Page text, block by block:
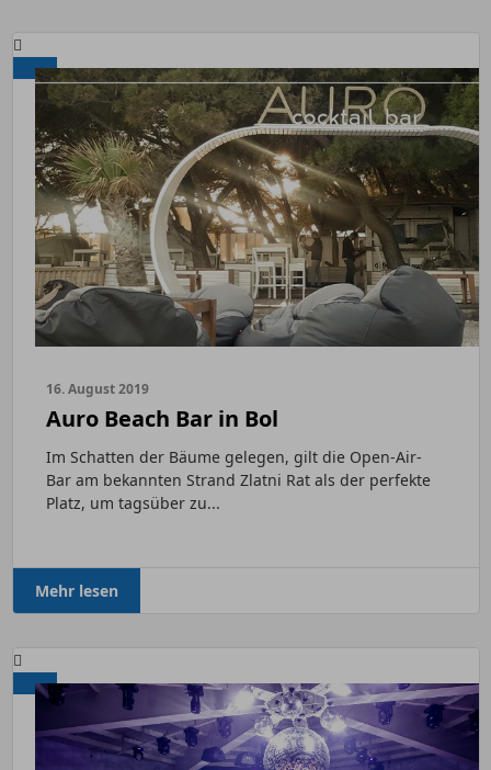
16. August 2019
Auro Beach Bar in Bol
Im Schatten der Bäume gelegen, gilt die Open-Air-
Bar am bekannten Strand Zlatni Rat als der perfekte
Platz, um tagsüber zu...
Mehr lesen